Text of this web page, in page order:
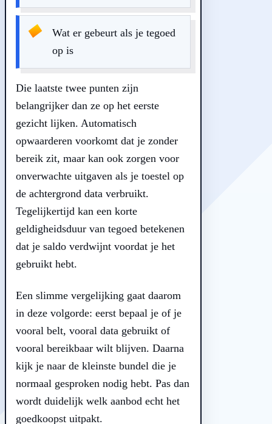
Wat er gebeurt als je tegoed
op is
Die laatste twee punten zijn
belangrijker dan ze op het eerste
gezicht lijken. Automatisch
opwaarderen voorkomt dat je zonder
bereik zit, maar kan ook zorgen voor
onverwachte uitgaven als je toestel op
de achtergrond data verbruikt.
Tegelijkertijd kan een korte
geldigheidsduur van tegoed betekenen
dat je saldo verdwijnt voordat je het
gebruikt hebt.
Een slimme vergelijking gaat daarom
in deze volgorde: eerst bepaal je of je
vooral belt, vooral data gebruikt of
vooral bereikbaar wilt blijven. Daarna
kijk je naar de kleinste bundel die je
normaal gesproken nodig hebt. Pas dan
wordt duidelijk welk aanbod echt het
goedkoopst uitpakt.